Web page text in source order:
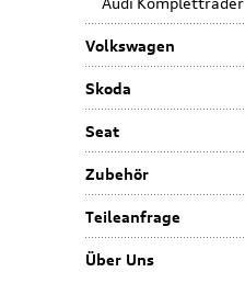
Volkswagen
Skoda
Seat
Zubehör
Teileanfrage
Über Uns